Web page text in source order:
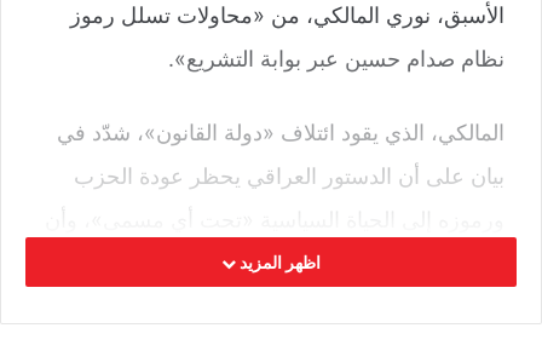
الأسبق، نوري المالكي، من «محاولات تسلل رموز
نظام صدام حسين عبر بوابة التشريع».
المالكي، الذي يقود ائتلاف «دولة القانون»، شدّد في
بيان على أن الدستور العراقي يحظر عودة الحزب
الانتماء إليه «جريمة لا تسقط بالتقادم»، داعياً إلى
اظهر المزيد